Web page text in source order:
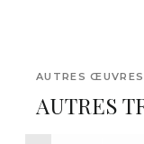
AUTRES
AUTRES